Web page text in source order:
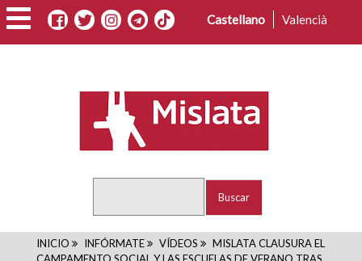
Pasar
al
contenido
Castellano Valencià
RUTA
INICIO INFÓRMATE VÍDEOS
MISLATA CLAUSURA EL